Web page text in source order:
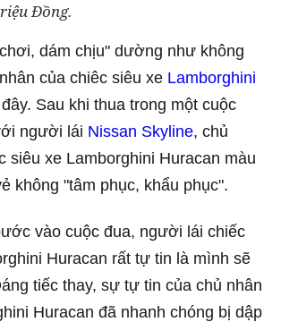
Đồng.
dám chịu" dường như không
của chiêc siêu xe Lamborghini
Sau khi thua trong một cuộc
người lái Nissan Skyline, chủ
siêu xe Lamborghini Huracan màu
không "tâm phục, khẩu phục".
vào cuộc đua, người lái chiếc
Huracan rất tự tin là mình sẽ
tiếc thay, sự tự tin của chủ nhân
Huracan đã nhanh chóng bị dập